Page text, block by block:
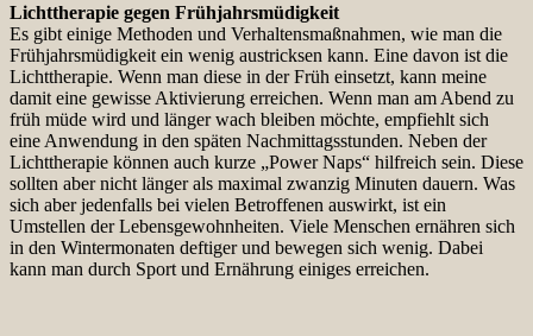
Lichttherapie gegen Frühjahrsmüdigkeit
Es gibt einige Methoden und Verhaltensmaßnahmen, wie man die
Frühjahrsmüdigkeit ein wenig austricksen kann. Eine davon ist die
Lichttherapie. Wenn man diese in der Früh einsetzt, kann meine
damit eine gewisse Aktivierung erreichen. Wenn man am Abend zu
früh müde wird und länger wach bleiben möchte, empfiehlt sich
eine Anwendung in den späten Nachmittagsstunden. Neben der
Lichttherapie können auch kurze „Power Naps“ hilfreich sein. Diese
sollten aber nicht länger als maximal zwanzig Minuten dauern. Was
sich aber jedenfalls bei vielen Betroffenen auswirkt, ist ein
Umstellen der Lebensgewohnheiten. Viele Menschen ernähren sich
in den Wintermonaten deftiger und bewegen sich wenig. Dabei
kann man durch Sport und Ernährung einiges erreichen.